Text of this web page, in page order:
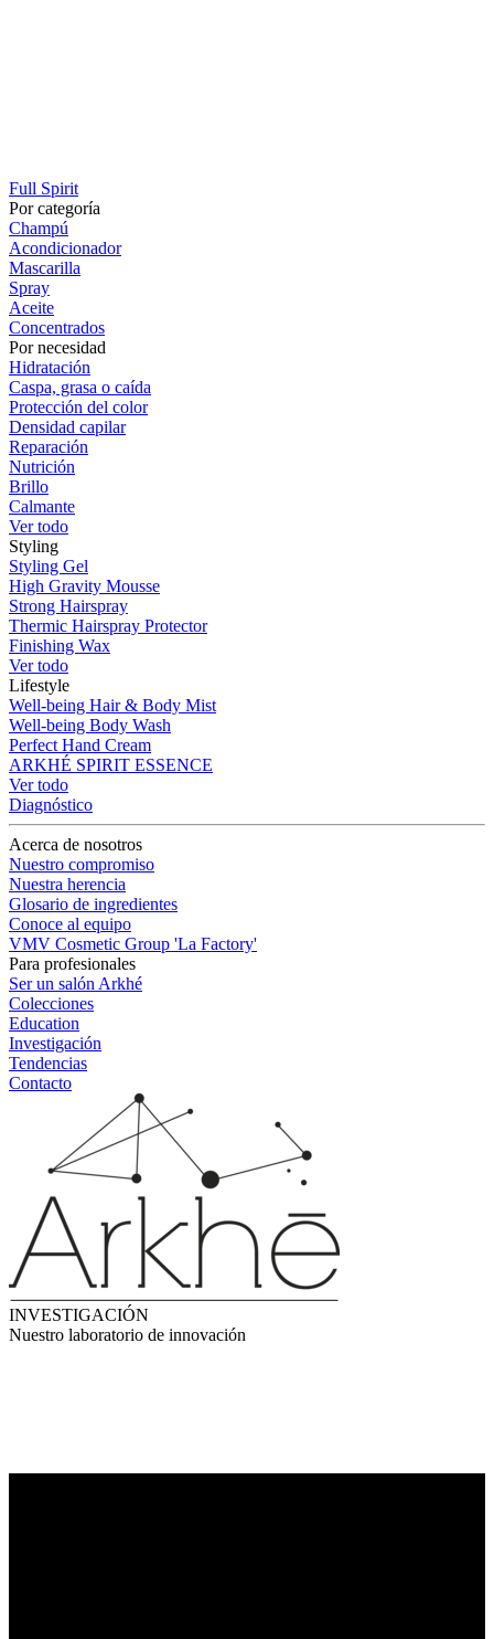
Full Spirit
Por categoría
Champú
Acondicionador
Mascarilla
Spray
Aceite
Concentrados
Por necesidad
Hidratación
Caspa, grasa o caída
Protección del color
Densidad capilar
Reparación
Nutrición
Brillo
Calmante
Ver todo
Styling
Styling Gel
High Gravity Mousse
Strong Hairspray
Thermic Hairspray Protector
Finishing Wax
Ver todo
Lifestyle
Well-being Hair & Body Mist
Well-being Body Wash
Perfect Hand Cream
ARKHÉ SPIRIT ESSENCE
Ver todo
Diagnóstico
Acerca de nosotros
Nuestro compromiso
Nuestra herencia
Glosario de ingredientes
Conoce al equipo
VMV Cosmetic Group 'La Factory'
Para profesionales
Ser un salón Arkhé
Colecciones
Education
Investigación
Tendencias
Contacto
INVESTIGACIÓN
Nuestro laboratorio de innovación